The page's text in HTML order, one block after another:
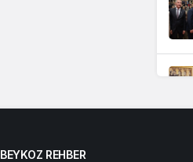
BEYKOZ REHBER